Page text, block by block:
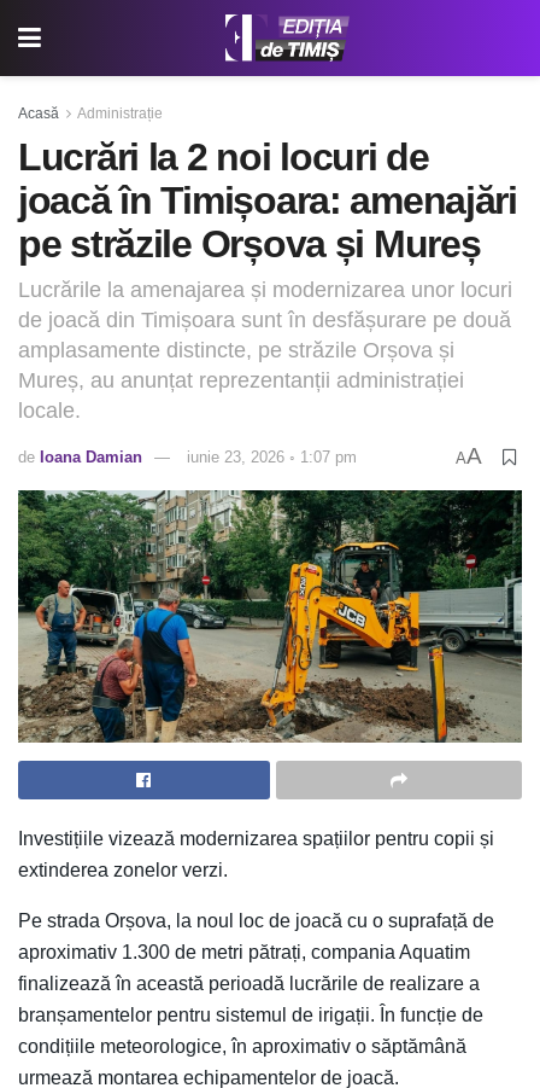
Acasă Administrație
Lucrări la 2 noi locuri de
joacă în Timișoara: amenajări
pe străzile Orșova și Mureș
Lucrările la amenajarea și modernizarea unor locuri
de joacă din Timișoara sunt în desfășurare pe două
amplasamente distincte, pe străzile Orșova și
Mureș, au anunțat reprezentanții administrației
locale.
de Ioana Damian iunie 23, 2026 ◦ 1:07 pm AA
Investițiile vizează modernizarea spațiilor pentru copii și
extinderea zonelor verzi.
Pe strada Orșova, la noul loc de joacă cu o suprafață de
aproximativ 1.300 de metri pătrați, compania Aquatim
finalizează în această perioadă lucrările de realizare a
branșamentelor pentru sistemul de irigații. În funcție de
condițiile meteorologice, în aproximativ o săptămână
urmează montarea echipamentelor de joacă.